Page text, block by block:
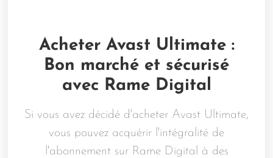
Acheter Avast Ultimate :
Bon marché et sécurisé
avec Rame Digital
Si vous avez décidé d'acheter Avast Ultimate,
vous pouvez acquérir l'intégralité de
l'abonnement sur Rame Digital à des